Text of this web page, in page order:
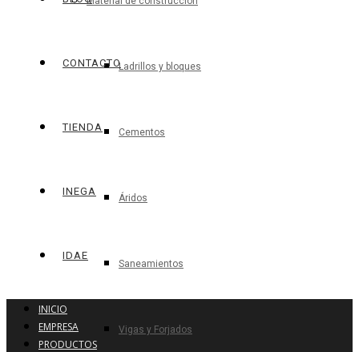
Ladrillos y bloques
Cementos
Áridos
Saneamientos
Vigas y Forjados
CONTACTO
TIENDA
INEGA
IDAE
INICIO
EMPRESA
PRODUCTOS